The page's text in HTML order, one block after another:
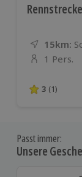
15km:
Anzahl der
1 Pers.
3 von 5
3 (1)
Passt immer:
Unsere